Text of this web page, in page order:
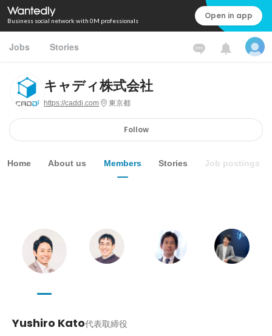
Business social network with 0M professionals Open in app
Jobs Stories
キャディ株式会社
https://caddi.com 東京都
Follow
Home About us Members Stories Job postings
Yushiro Kato代表取締役